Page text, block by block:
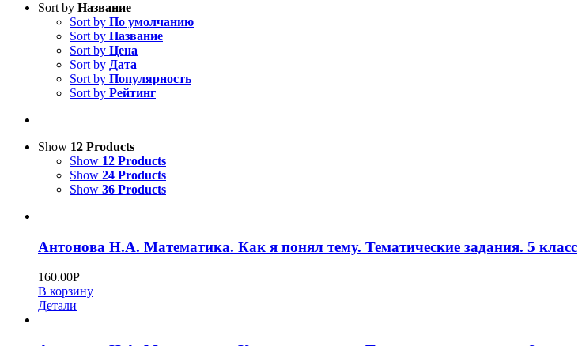
Sort by Название
Sort by По умолчанию
Sort by Название
Sort by Цена
Sort by Дата
Sort by Популярность
Sort by Рейтинг
Show 12 Products
Show 12 Products
Show 24 Products
Show 36 Products
Антонова Н.А. Математика. Как я понял тему. Тематические задания. 5 класс
160.00Р
В корзину
Детали